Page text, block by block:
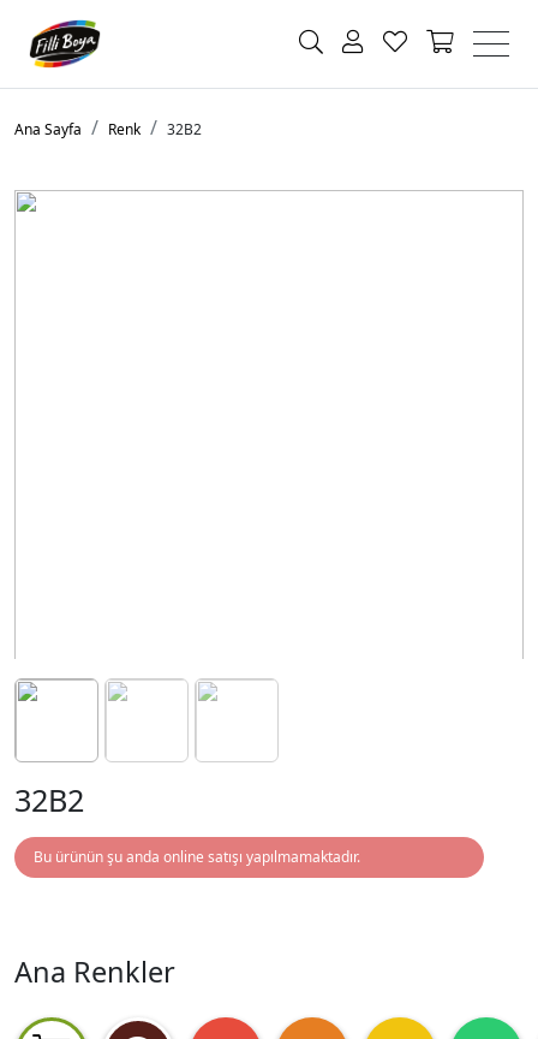
Ana Sayfa Renk 32B2
32B2
Bu ürünün şu anda online satışı yapılmamaktadır.
Ana Renkler